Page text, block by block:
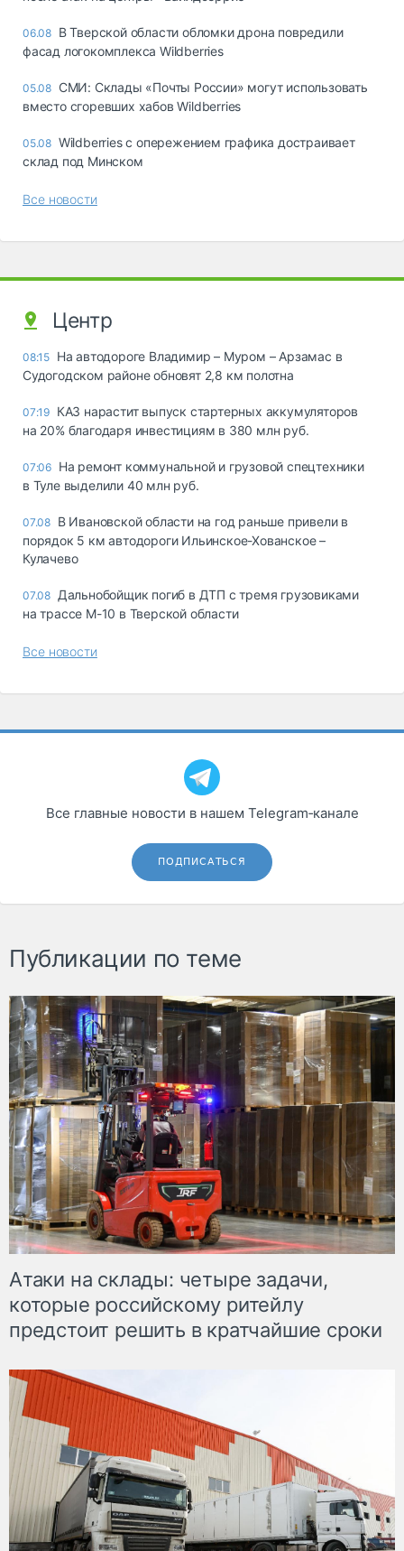
06.08 В Тверской области обломки дрона повредили
фасад логокомплекса Wildberries
05.08 СМИ: Склады «Почты России» могут использовать
вместо сгоревших хабов Wildberries
05.08 Wildberries с опережением графика достраивает
склад под Минском
Все новости
Центр
08:15 На автодороге Владимир – Муром – Арзамас в
Судогодском районе обновят 2,8 км полотна
07:19 КАЗ нарастит выпуск стартерных аккумуляторов
на 20% благодаря инвестициям в 380 млн руб.
07:06 На ремонт коммунальной и грузовой спецтехники
в Туле выделили 40 млн руб.
07.08 В Ивановской области на год раньше привели в
порядок 5 км автодороги Ильинское-Хованское –
Кулачево
07.08 Дальнобойщик погиб в ДТП с тремя грузовиками
на трассе М-10 в Тверской области
Все новости
Все главные новости в нашем Telegram‑канале
ПОДПИСАТЬСЯ
Публикации по теме
Атаки на склады: четыре задачи,
которые российскому ритейлу
предстоит решить в кратчайшие сроки